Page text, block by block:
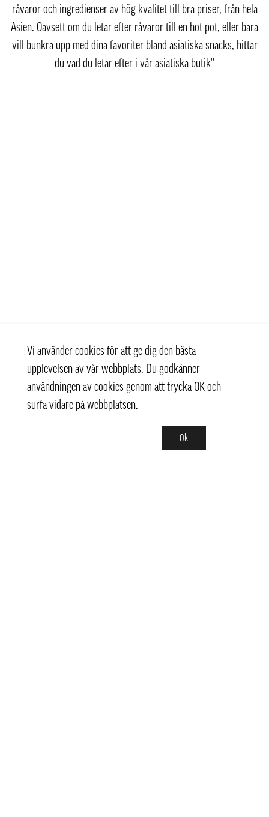
råvaror och ingredienser av hög kvalitet till bra priser, från hela
Asien. Oavsett om du letar efter råvaror till en hot pot, eller bara
vill bunkra upp med dina favoriter bland asiatiska snacks, hittar
du vad du letar efter i vår asiatiska butik''
Vi använder cookies för att ge dig den bästa
upplevelsen av vår webbplats. Du godkänner
användningen av cookies genom att trycka OK och
surfa vidare på webbplatsen.
Ok